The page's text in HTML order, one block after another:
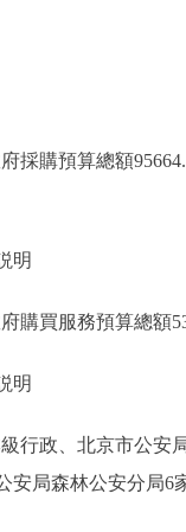
購預算總額
明
買服務預算總額
明
政、北京市公安
安局森林公安分局6